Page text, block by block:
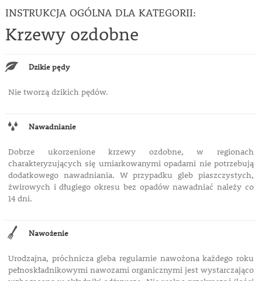
INSTRUKCJA OGÓLNA DLA KATEGORII:
Krzewy ozdobne
Dzikie pędy
Nie tworzą dzikich pędów.
Nawadnianie
Dobrze ukorzenione krzewy ozdobne, w regionach
charakteryzujących się umiarkowanymi opadami nie potrzebują
dodatkowego nawadniania. W przypadku gleb piaszczystych,
żwirowych i długiego okresu bez opadów nawadniać należy co
14 dni.
Nawożenie
Urodzajna, próchnicza gleba regularnie nawożona każdego roku
pełnoskładnikowymi nawozami organicznymi jest wystarczająco